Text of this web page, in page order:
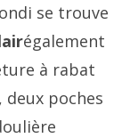
se trouve
également
à rabat
poches